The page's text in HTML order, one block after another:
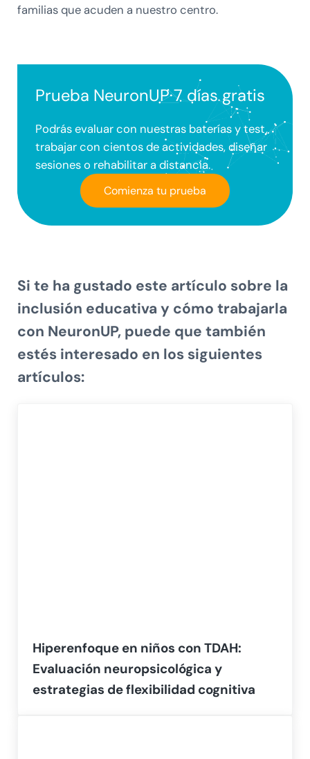
familias que acuden a nuestro centro.
Prueba NeuronUP 7 días gratis
Podrás evaluar con nuestras baterías y test,
trabajar con cientos de actividades, diseñar
sesiones o rehabilitar a distancia.
Comienza tu prueba
Si te ha gustado este artículo sobre la
inclusión educativa y cómo trabajarla
con NeuronUP, puede que también
estés interesado en los siguientes
artículos:
Hiperenfoque en niños con TDAH:
Evaluación neuropsicológica y
estrategias de flexibilidad cognitiva